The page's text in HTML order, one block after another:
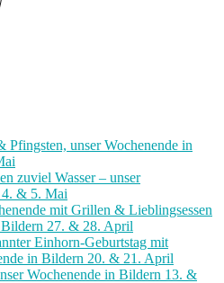
unser Wochenende in
zuviel Wasser – unser
& 5. Mai
mit Grillen & Lieblingsessen
Bildern 27. & 28. April
Einhorn-Geburtstag mit
in Bildern 20. & 21. April
Wochenende in Bildern 13. &